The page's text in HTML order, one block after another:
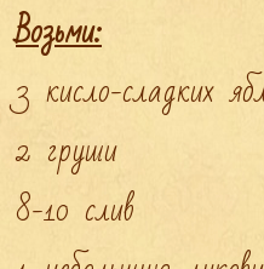
Возьми:
3 кисло-сладких
2 груши
8-10 слив